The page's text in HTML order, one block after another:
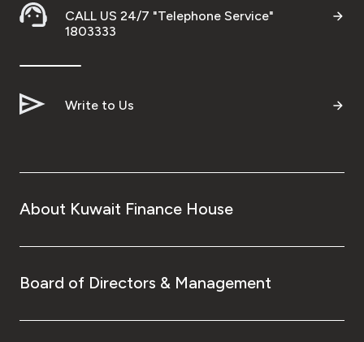
CALL US 24/7 "Telephone Service"
1803333
Write to Us
About Kuwait Finance House
Board of Directors & Management